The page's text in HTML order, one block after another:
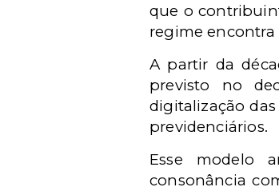
que o
regime
A partir da
previsto no
digitalização
previdenciários.
Esse modelo
consonância